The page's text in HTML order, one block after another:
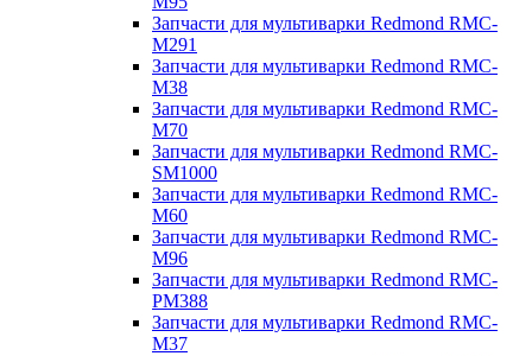
Запчасти для мультиварки Redmond RMC-
M291
Запчасти для мультиварки Redmond RMC-
M38
Запчасти для мультиварки Redmond RMC-
M70
Запчасти для мультиварки Redmond RMC-
SM1000
Запчасти для мультиварки Redmond RMC-
M60
Запчасти для мультиварки Redmond RMC-
M96
Запчасти для мультиварки Redmond RMC-
PM388
Запчасти для мультиварки Redmond RMC-
M37